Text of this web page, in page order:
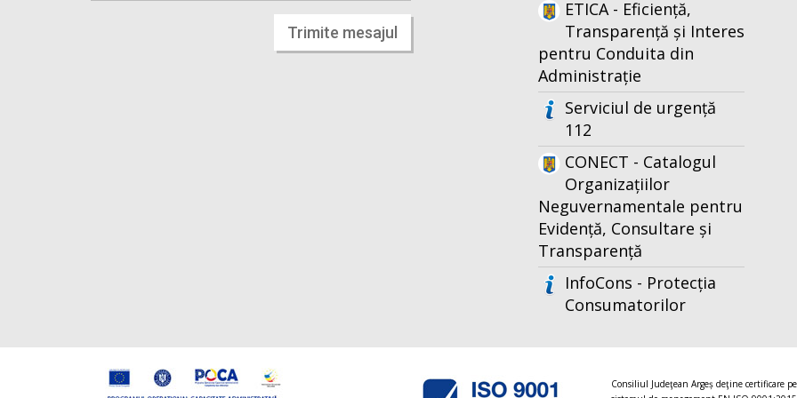
Trimite mesajul
ETICA - Eficiență,
Transparență și Interes
pentru Conduita din
Administrație
Serviciul de urgență
112
CONECT - Catalogul
Organizațiilor
Neguvernamentale pentru
Evidență, Consultare și
Transparență
InfoCons - Protecția
Consumatorilor
Consiliul Judeţean Argeș deţine certificare